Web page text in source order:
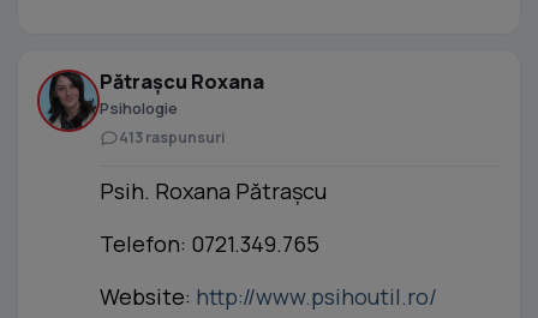
Pătrașcu Roxana
Psihologie
413 raspunsuri
Psih. Roxana Pătrașcu
Telefon: 0721.349.765
Website: http://www.psihoutil.ro/